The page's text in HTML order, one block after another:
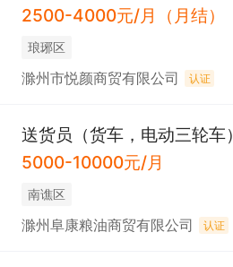
2500-4000元/月（月结）
琅琊区
滁州市悦颜商贸有限公司 认证
送货员（货车，电动三轮车）
5000-10000元/月
南谯区
滁州阜康粮油商贸有限公司 认证